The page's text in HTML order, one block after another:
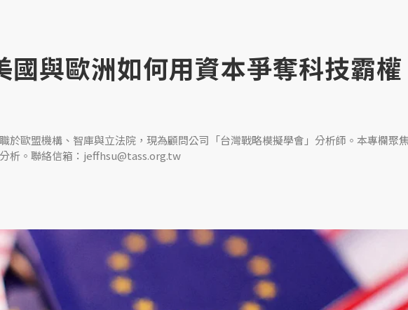
國與歐洲如何用資本爭奪科技霸
於歐盟機構、智庫與立法院，現為顧問公司「台灣戰略模擬學會」分析師。本專欄聚
析。聯絡信箱：jeffhsu@tass.org.tw